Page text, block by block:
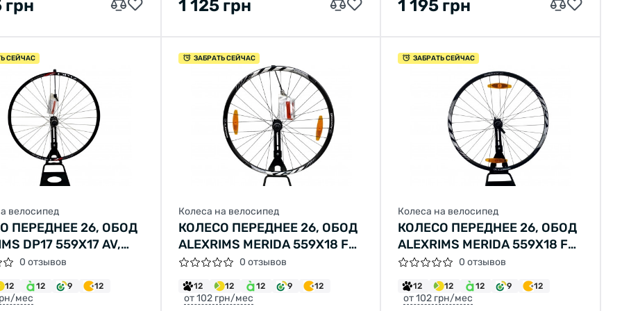
грн 1 125 грн 1 195 грн
СЕЙЧАС
велосипед
ПЕРЕДНЕЕ 26, ОБОД
DP17 559X17 AV,
SHIMANO HB-RM65,
ТОРМОЗА
32 СПИЦЫ
0 отзывов
12 12 9 12
мес
ЗАБРАТЬ СЕЙЧАС
Колеса на велосипед
КОЛЕСО ПЕРЕДНЕЕ 26, ОБОД
ALEXRIMS MERIDA 559X18 FV,
ВТУЛКА SHIMANO HB-M435,
ДИСКОВЫЕ ТОРМОЗА
(CENTERLOCK) 32 СПИЦЫ
0 отзывов
12 12 12 9 12
от 102 грн/мес
ЗАБРАТЬ СЕЙЧАС
Колеса на велосипед
КОЛЕСО ПЕРЕДНЕЕ 26, ОБОД
ALEXRIMS MERIDA 559X18 FV,
ВТУЛКА SHIMANO HB-M435,
ДИСКОВЫЙ ТОРМОЗ
(CENTERLOCK) ПОД
0 отзывов
12 12 12 9 12
от 102 грн/мес